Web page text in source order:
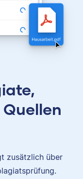
zusätzlich über